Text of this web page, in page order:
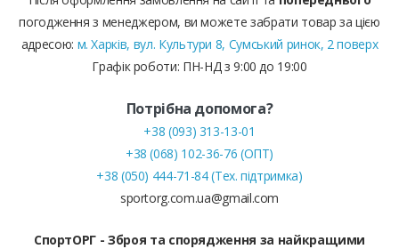
погодження з менеджером, ви можете забрати товар за цією
адресою: м. Харків, вул. Культури 8, Сумський ринок, 2 поверх
Графік роботи: ПН-НД з 9:00 до 19:00
Потрібна допомога?
+38 (093) 313-13-01
+38 (068) 102-36-76 (ОПТ)
+38 (050) 444-71-84 (Тех. підтримка)
sportorg.com.ua@gmail.com
СпортОРГ - Зброя та спорядження за найкращими